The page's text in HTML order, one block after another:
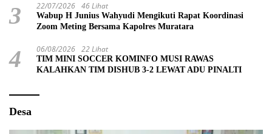
3 22/07/2026 46 Lihat
Wabup H Junius Wahyudi Mengikuti Rapat Koordinasi
Zoom Meting Bersama Kapolres Muratara
4 06/08/2026 22 Lihat
TIM MINI SOCCER KOMINFO MUSI RAWAS
KALAHKAN TIM DISHUB 3-2 LEWAT ADU PINALTI
Desa